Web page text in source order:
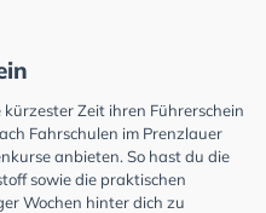
Zeit ihren Führerschein
Fahrschulen im Prenzlauer
anbieten. So hast du die
sowie die praktischen
Wochen hinter dich zu